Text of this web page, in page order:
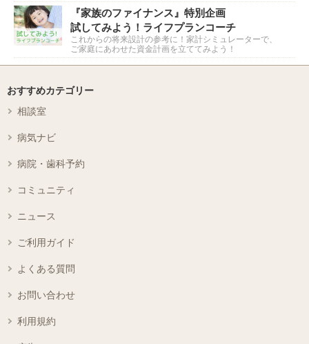
『家族のファイナンス』特別企画
試してみよう！ライフプランコーチ
これからの将来設計の参考に！家計シミュレーターで、
ご家庭にあわせた資金計画を立ててみよう！
おすすめカテゴリー
相談室
病気ナビ
病院・歯科予約
コミュニティ
ニュース
ご利用ガイド
よくある質問
お問い合わせ
利用規約